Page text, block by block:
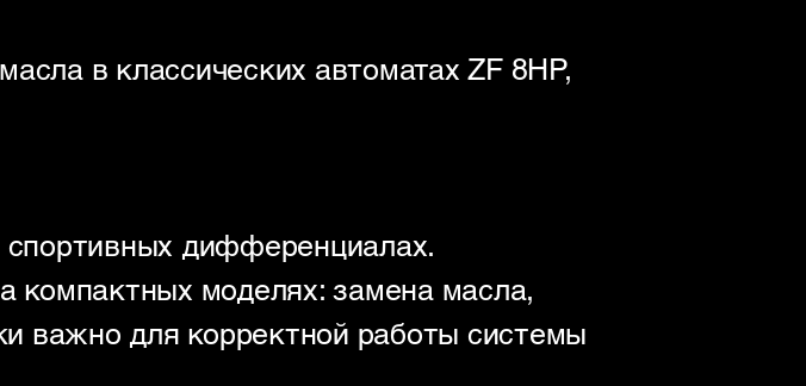
в классических автоматах ZF 8HP,
дифференциалах.
моделях: замена масла,
важно для корректной работы системы